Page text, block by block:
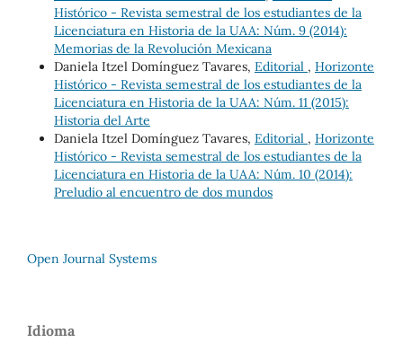
Histórico - Revista semestral de los estudiantes de la
Licenciatura en Historia de la UAA: Núm. 9 (2014):
Memorias de la Revolución Mexicana
Daniela Itzel Domínguez Tavares, Editorial , Horizonte
Histórico - Revista semestral de los estudiantes de la
Licenciatura en Historia de la UAA: Núm. 11 (2015):
Historia del Arte
Daniela Itzel Domínguez Tavares, Editorial , Horizonte
Histórico - Revista semestral de los estudiantes de la
Licenciatura en Historia de la UAA: Núm. 10 (2014):
Preludio al encuentro de dos mundos
Open Journal Systems
Idioma